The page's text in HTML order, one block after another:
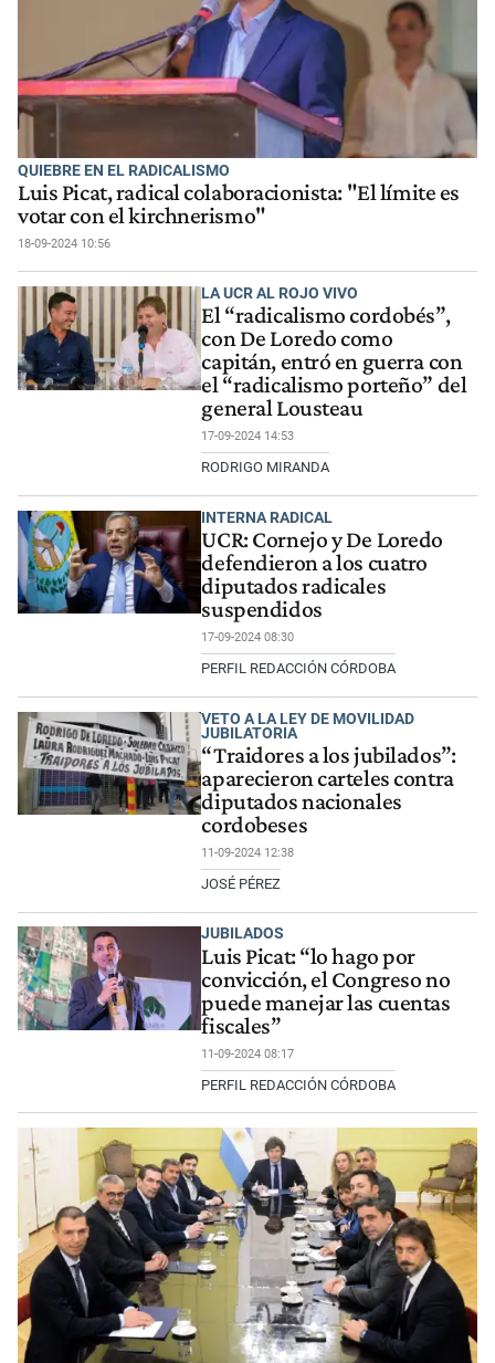
QUIEBRE EN EL RADICALISMO
Luis Picat, radical colaboracionista: "El límite es
votar con el kirchnerismo"
18-09-2024 10:56
LA UCR AL ROJO VIVO
El “radicalismo cordobés”,
con De Loredo como
capitán, entró en guerra con
el “radicalismo porteño” del
general Lousteau
17-09-2024 14:53
RODRIGO MIRANDA
INTERNA RADICAL
UCR: Cornejo y De Loredo
defendieron a los cuatro
diputados radicales
suspendidos
17-09-2024 08:30
PERFIL REDACCIÓN CÓRDOBA
VETO A LA LEY DE MOVILIDAD
JUBILATORIA
“Traidores a los jubilados”:
aparecieron carteles contra
diputados nacionales
cordobeses
11-09-2024 12:38
JOSÉ PÉREZ
JUBILADOS
Luis Picat: “lo hago por
convicción, el Congreso no
puede manejar las cuentas
fiscales”
11-09-2024 08:17
PERFIL REDACCIÓN CÓRDOBA